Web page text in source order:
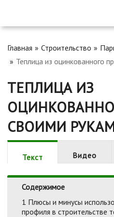
Главная Строительство
Теплица из оцинкованного
ТЕПЛИЦА ИЗ
СВОИМИ
Текст Видео
Содержимое
1 Плюсы и минусы
профиля в строительстве